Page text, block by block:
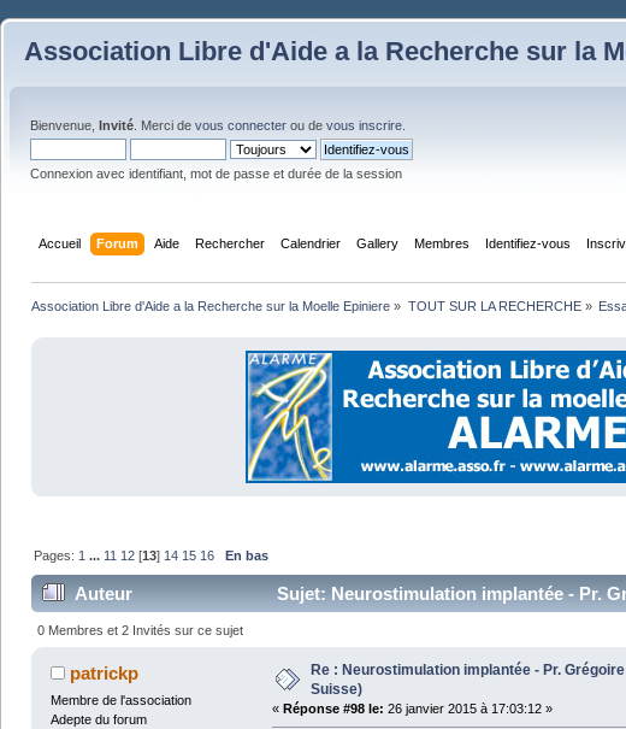
Association Libre d'Aide a la Recherche sur la
Bienvenue, Invité . Merci de vous connecter ou de vous inscrire
Connexion avec identifiant, mot de passe et durée de la session
Accueil Forum Aide Rechercher Calendrier Gallery Membres Identifiez-vous
Association Libre d'Aide a la Recherche sur la Moelle Epiniere » TOUT SUR LA RECHERCHE»
Pages: 1 ... 11 12 [13] 14 15 16 En bas
Auteur Sujet: Neurostimulation implantée - Pr.
0 Membres et 2 Invités sur ce sujet
patrickp
Membre de l'association
Adepte du forum
Re : Neurostimulation implantée - Pr.
Suisse)
« Réponse #98 le: 26 janvier 2015 à 17:03:12 »